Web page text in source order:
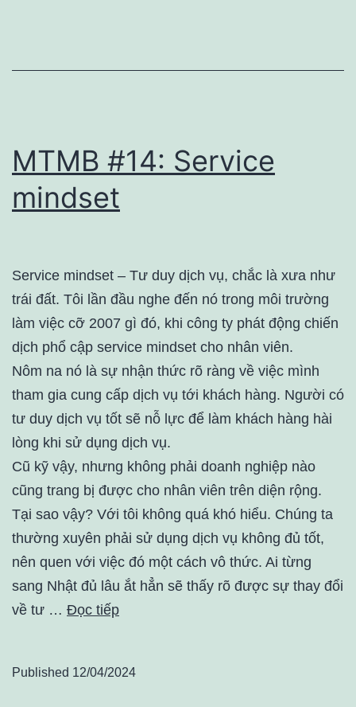
MTMB #14: Service
mindset
Service mindset – Tư duy dịch vụ, chắc là xưa như
trái đất. Tôi lần đầu nghe đến nó trong môi trường
làm việc cỡ 2007 gì đó, khi công ty phát động chiến
dịch phổ cập service mindset cho nhân viên.
Nôm na nó là sự nhận thức rõ ràng về việc mình
tham gia cung cấp dịch vụ tới khách hàng. Người có
tư duy dịch vụ tốt sẽ nỗ lực để làm khách hàng hài
lòng khi sử dụng dịch vụ.
Cũ kỹ vậy, nhưng không phải doanh nghiệp nào
cũng trang bị được cho nhân viên trên diện rộng.
Tại sao vậy? Với tôi không quá khó hiểu. Chúng ta
thường xuyên phải sử dụng dịch vụ không đủ tốt,
nên quen với việc đó một cách vô thức. Ai từng
sang Nhật đủ lâu ắt hẳn sẽ thấy rõ được sự thay đổi
về tư … Đọc tiếp
Published 12/04/2024